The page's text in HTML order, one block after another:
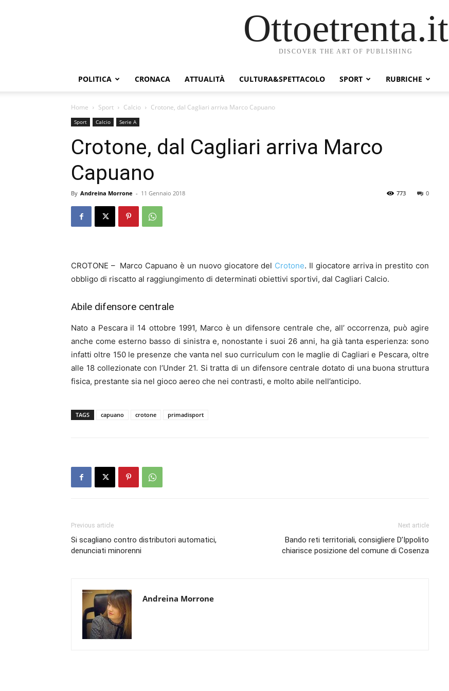
Ottoetrenta.it
DISCOVER THE ART OF PUBLISHING
POLITICA CRONACA ATTUALITÀ CULTURA&SPETTACOLO SPORT RUBRICHE
Home Sport Calcio Crotone, dal Cagliari arriva Marco Capuano
Sport Calcio Serie A
Crotone, dal Cagliari arriva Marco
Capuano
By Andreina Morrone - 11 Gennaio 2018 0
773
CROTONE – Marco Capuano è un nuovo giocatore del Crotone. Il giocatore arriva in prestito con
obbligo di riscatto al raggiungimento di determinati obiettivi sportivi, dal Cagliari Calcio.
Abile difensore centrale
Nato a Pescara il 14 ottobre 1991, Marco è un difensore centrale che, all’ occorrenza, può agire
anche come esterno basso di sinistra e, nonostante i suoi 26 anni, ha già tanta esperienza: sono
infatti oltre 150 le presenze che vanta nel suo curriculum con le maglie di Cagliari e Pescara, oltre
alle 18 collezionate con l’Under 21. Si tratta di un difensore centrale dotato di una buona struttura
fisica, prestante sia nel gioco aereo che nei contrasti, e molto abile nell’anticipo.
TAGS capuano crotone primadisport
Previous article
Si scagliano contro distributori automatici,
denunciati minorenni
Next article
Bando reti territoriali, consigliere D’Ippolito
chiarisce posizione del comune di Cosenza
Andreina Morrone